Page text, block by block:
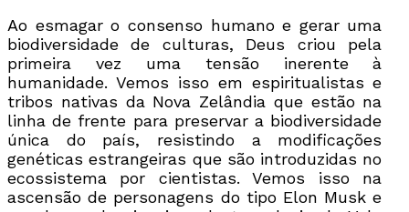
Ao esmagar o consenso humano e gerar uma
biodiversidade de culturas, Deus criou pela
primeira vez uma tensão inerente à
humanidade. Vemos isso em espiritualistas e
tribos nativas da Nova Zelândia que estão na
linha de frente para preservar a biodiversidade
única do país, resistindo a modificações
genéticas estrangeiras que são introduzidas no
ecossistema por cientistas. Vemos isso na
ascensão de personagens do tipo Elon Musk e